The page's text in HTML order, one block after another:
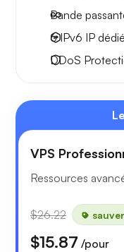
Bande
6 IPv6 IP dédié
DDoS
VPS
Ressources
$26.22
$15.87 /pour